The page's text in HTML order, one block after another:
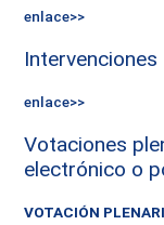
enlace>>
Intervenciones
enlace>>
Votaciones
electrónico o
VOTACIÓN